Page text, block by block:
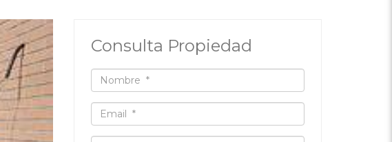
Consulta Propiedad